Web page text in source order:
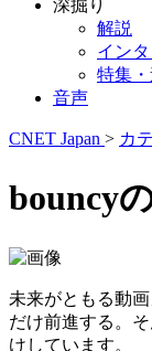
深掘り
解説
イン
特集
音声
CNET Japan > カ
bouncy
未来がともる動
だけ前進する。
けしています。